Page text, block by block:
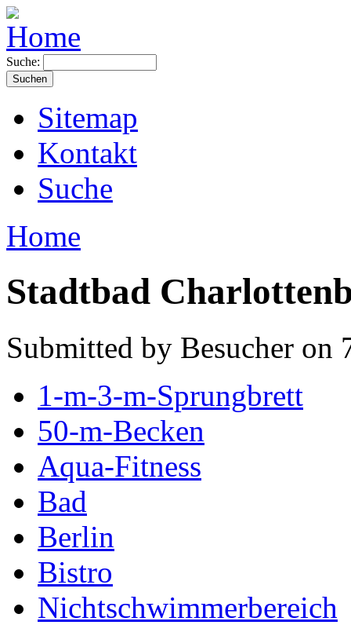
Suche:
Sitemap
Kontakt
Suche
Home
Stadtbad
Submitted by Besucher on
1-m-3-m-Sprungbrett
50-m-Becken
Aqua-Fitness
Bad
Berlin
Bistro
Nichtschwimmerbereich